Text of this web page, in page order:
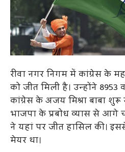
रीवा नगर न‍िगम में कांग्रेस के
को जीत म‍िली है। उन्‍होंने 8953
कांग्रेस के अजय म‍िश्रा बाबा शुरू
भाजपा के प्रबोध व्‍यास से आगे
ने यहां पर जीत हास‍िल की।
मेयर था।